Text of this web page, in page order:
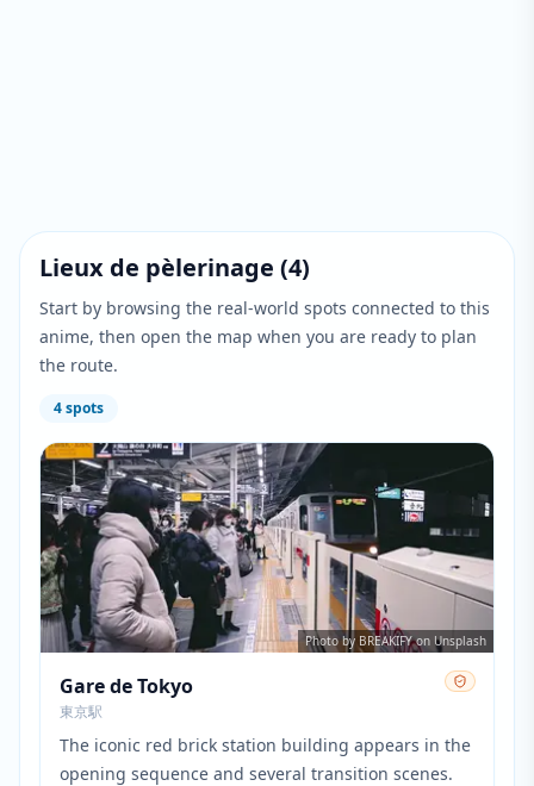
Lieux de pèlerinage (4)
Start by browsing the real-world spots connected to this
anime, then open the map when you are ready to plan
the route.
4spots
Photo by BREAKIFY on Unsplash
Gare de Tokyo
東京駅
The iconic red brick station building appears in the
opening sequence and several transition scenes.